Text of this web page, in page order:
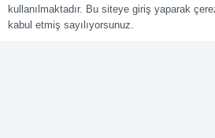
Sınav Merkezleri
kullanılmaktadır. Bu siteye giriş yaparak
kabul etmiş sayılıyorsunuz.